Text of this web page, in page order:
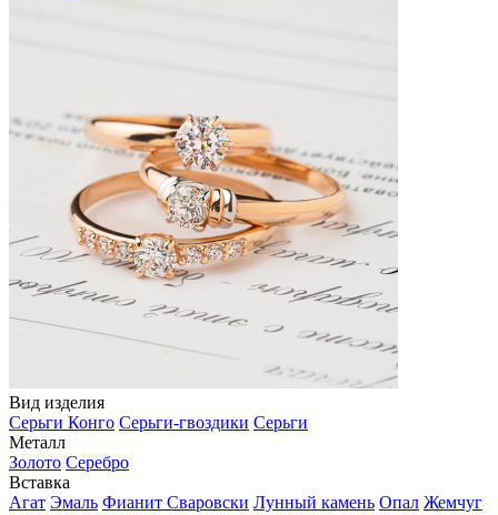
Вид изделия
Серьги Конго Серьги-гвоздики Серьги
Металл
Золото Серебро
Вставка
Агат Эмаль Фианит Сваровски Лунный камень Опал Жемчуг